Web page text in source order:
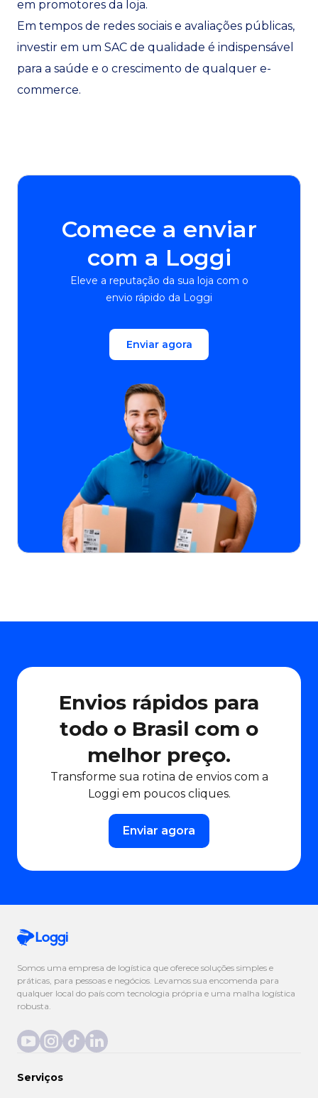
em promotores da loja.
Em tempos de redes sociais e avaliações públicas,
investir em um SAC de qualidade é indispensável
para a saúde e o crescimento de qualquer e-
commerce.
Comece a enviar
com a Loggi
Eleve a reputação da sua loja com o
envio rápido da Loggi
Enviar agora
Envios rápidos para
todo o Brasil com o
melhor preço.
Transforme sua rotina de envios com a
Loggi em poucos cliques.
Enviar agora
Somos uma empresa de logística que oferece soluções simples e
práticas, para pessoas e negócios. Levamos sua encomenda para
qualquer local do país com tecnologia própria e uma malha logística
robusta.
Serviços